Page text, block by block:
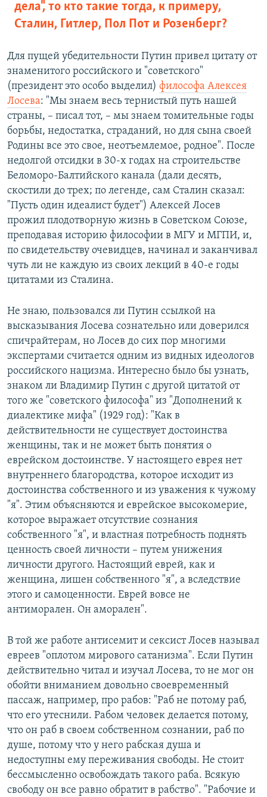
дела", то кто такие тогда, к примеру,
Сталин, Гитлер, Пол Пот и Розенберг?
Для пущей убедительности Путин привел цитату от
знаменитого российского и "советского"
(президент это особо выделил) философа Алексея
Лосева: "Мы знаем весь тернистый путь нашей
страны, – писал тот, – мы знаем томительные годы
борьбы, недостатка, страданий, но для сына своей
Родины все это свое, неотъемлемое, родное". После
недолгой отсидки в 30-х годах на строительстве
Беломоро-Балтийского канала (дали десять,
скостили до трех; по легенде, сам Сталин сказал:
"Пусть один идеалист будет") Алексей Лосев
прожил плодотворную жизнь в Советском Союзе,
преподавая историю философии в МГУ и МГПИ, и,
по свидетельству очевидцев, начинал и заканчивал
чуть ли не каждую из своих лекций в 40-е годы
цитатами из Сталина.
Не знаю, пользовался ли Путин ссылкой на
высказывания Лосева сознательно или доверился
спичрайтерам, но Лосев до сих пор многими
экспертами считается одним из видных идеологов
российского нацизма. Интересно было бы узнать,
знаком ли Владимир Путин с другой цитатой от
того же "советского философа" из "Дополнений к
диалектике мифа" (1929 год): "Как в
действительности не существует достоинства
женщины, так и не может быть понятия о
еврейском достоинстве. У настоящего еврея нет
внутреннего благородства, которое исходит из
достоинства собственного и из уважения к чужому
"я". Этим объясняются и еврейское высокомерие,
которое выражает отсутствие сознания
собственного "я", и властная потребность поднять
ценность своей личности – путем унижения
личности другого. Настоящий еврей, как и
женщина, лишен собственного "я", а вследствие
этого и самоценности. Еврей вовсе не
антиморален. Он аморален".
В той же работе антисемит и сексист Лосев называл
евреев "оплотом мирового сатанизма". Если Путин
действительно читал и изучал Лосева, то не мог он
обойти вниманием довольно своевременный
пассаж, например, про рабов: "Раб не потому раб,
что его утеснили. Рабом человек делается потому,
что он раб в своем собственном сознании, раб по
душе, потому что у него рабская душа и
недоступны ему переживания свободы. Не стоит
бессмысленно освобождать такого раба. Всякую
свободу он все равно обратит в рабство". "Рабочие и